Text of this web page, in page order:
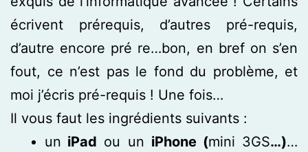
écrivent prérequis, d’autres pré-requis,
d’autre encore pré re…bon, en bref on s’en
fout, ce n’est pas le fond du problème, et
moi j’écris pré-requis ! Une fois…
Il vous faut les ingrédients suivants :
un iPad ou un iPhone (mini 3GS…)…